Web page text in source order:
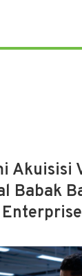
Akuisisi
Babak